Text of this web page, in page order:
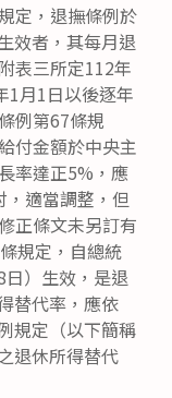
定，退撫條例於
效者，其每月退
表三所定112年
1月1日以後逐年
例第67條規
付金額於中央主
率達正5%，應
適當調整，但
正條文未另訂有
規定，自總統
）生效，是退
替代率，應依
規定（以下簡稱
退休所得替代